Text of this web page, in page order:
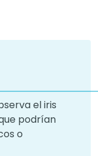
el iris
podrían
o